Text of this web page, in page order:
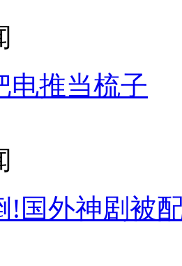
车
树
节热闹非凡
电推当梳子
!国外神剧被